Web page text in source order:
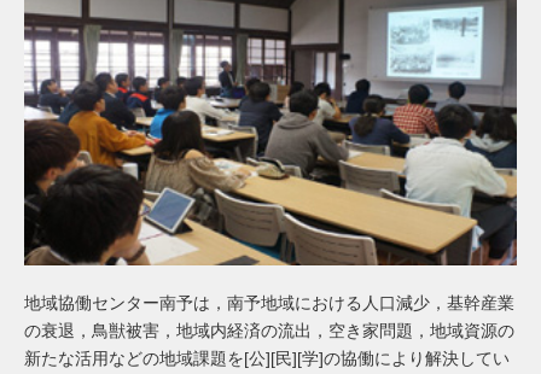
地域協働センター南予は，南予地域における人口減少，基幹産業
の衰退，鳥獣被害，地域内経済の流出，空き家問題，地域資源の
新たな活用などの地域課題を[公][民][学]の協働により解決してい